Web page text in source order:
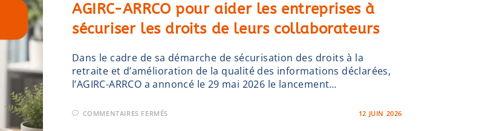
AGIRC-ARRCO pour aider les entreprises à
sécuriser les droits de leurs collaborateurs
Dans le cadre de sa démarche de sécurisation des droits à la
retraite et d’amélioration de la qualité des informations déclarées,
l’AGIRC-ARRCO a annoncé le 29 mai 2026 le lancement…
COMMENTAIRES FERMÉS 12 JUIN 2026